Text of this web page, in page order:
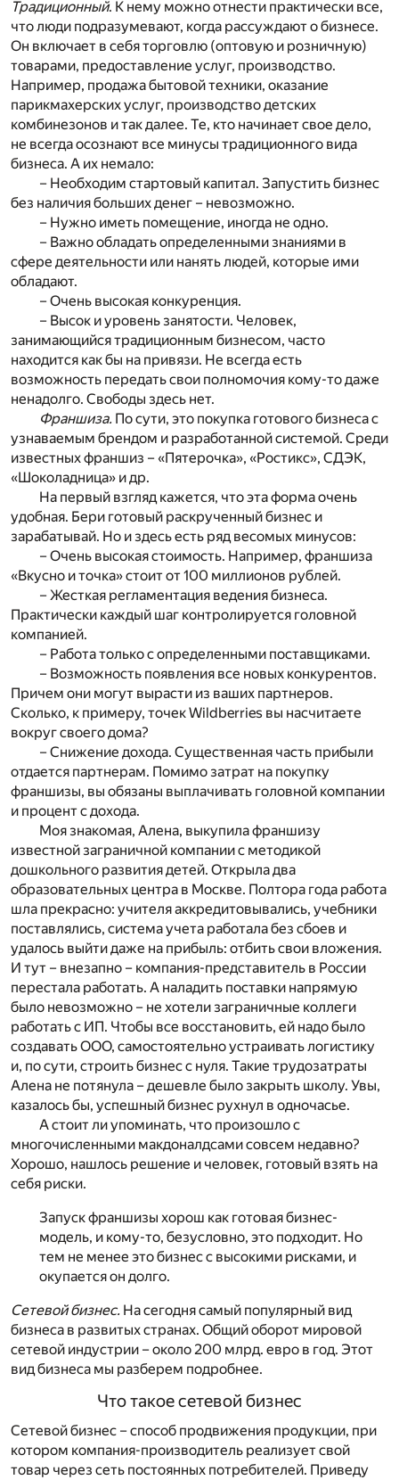
Традиционный. К нему можно отнести практически все,
что люди подразумевают, когда рассуждают о бизнесе.
Он включает в себя торговлю (оптовую и розничную)
товарами, предоставление услуг, производство.
Например, продажа бытовой техники, оказание
парикмахерских услуг, производство детских
комбинезонов и так далее. Те, кто начинает свое дело,
не всегда осознают все минусы традиционного вида
бизнеса. А их немало:
– Необходим стартовый капитал. Запустить бизнес
без наличия больших денег – невозможно.
– Нужно иметь помещение, иногда не одно.
– Важно обладать определенными знаниями в
сфере деятельности или нанять людей, которые ими
обладают.
– Очень высокая конкуренция.
– Высок и уровень занятости. Человек,
занимающийся традиционным бизнесом, часто
находится как бы на привязи. Не всегда есть
возможность передать свои полномочия кому-то даже
ненадолго. Свободы здесь нет.
Франшиза. По сути, это покупка готового бизнеса с
узнаваемым брендом и разработанной системой. Среди
известных франшиз – «Пятерочка», «Ростикс», СДЭК,
«Шоколадница» и др.
На первый взгляд кажется, что эта форма очень
удобная. Бери готовый раскрученный бизнес и
зарабатывай. Но и здесь есть ряд весомых минусов:
– Очень высокая стоимость. Например, франшиза
«Вкусно и точка» стоит от 100 миллионов рублей.
– Жесткая регламентация ведения бизнеса.
Практически каждый шаг контролируется головной
компанией.
– Работа только с определенными поставщиками.
– Возможность появления все новых конкурентов.
Причем они могут вырасти из ваших партнеров.
Сколько, к примеру, точек Wildberries вы насчитаете
вокруг своего дома?
– Снижение дохода. Существенная часть прибыли
отдается партнерам. Помимо затрат на покупку
франшизы, вы обязаны выплачивать головной компании
и процент с дохода.
Моя знакомая, Алена, выкупила франшизу
известной заграничной компании с методикой
дошкольного развития детей. Открыла два
образовательных центра в Москве. Полтора года работа
шла прекрасно: учителя аккредитовывались, учебники
поставлялись, система учета работала без сбоев и
удалось выйти даже на прибыль: отбить свои вложения.
И тут – внезапно – компания-представитель в России
перестала работать. А наладить поставки напрямую
было невозможно – не хотели заграничные коллеги
работать с ИП. Чтобы все восстановить, ей надо было
создавать ООО, самостоятельно устраивать логистику
и, по сути, строить бизнес с нуля. Такие трудозатраты
Алена не потянула – дешевле было закрыть школу. Увы,
казалось бы, успешный бизнес рухнул в одночасье.
А стоит ли упоминать, что произошло с
многочисленными макдоналдсами совсем недавно?
Хорошо, нашлось решение и человек, готовый взять на
себя риски.
Запуск франшизы хорош как готовая бизнес-
модель, и кому-то, безусловно, это подходит. Но
тем не менее это бизнес с высокими рисками, и
окупается он долго.
Сетевой бизнес. На сегодня самый популярный вид
бизнеса в развитых странах. Общий оборот мировой
сетевой индустрии – около 200 млрд. евро в год. Этот
вид бизнеса мы разберем подробнее.
Что такое сетевой бизнес
Сетевой бизнес – способ продвижения продукции, при
котором компания-производитель реализует свой
товар через сеть постоянных потребителей. Приведу